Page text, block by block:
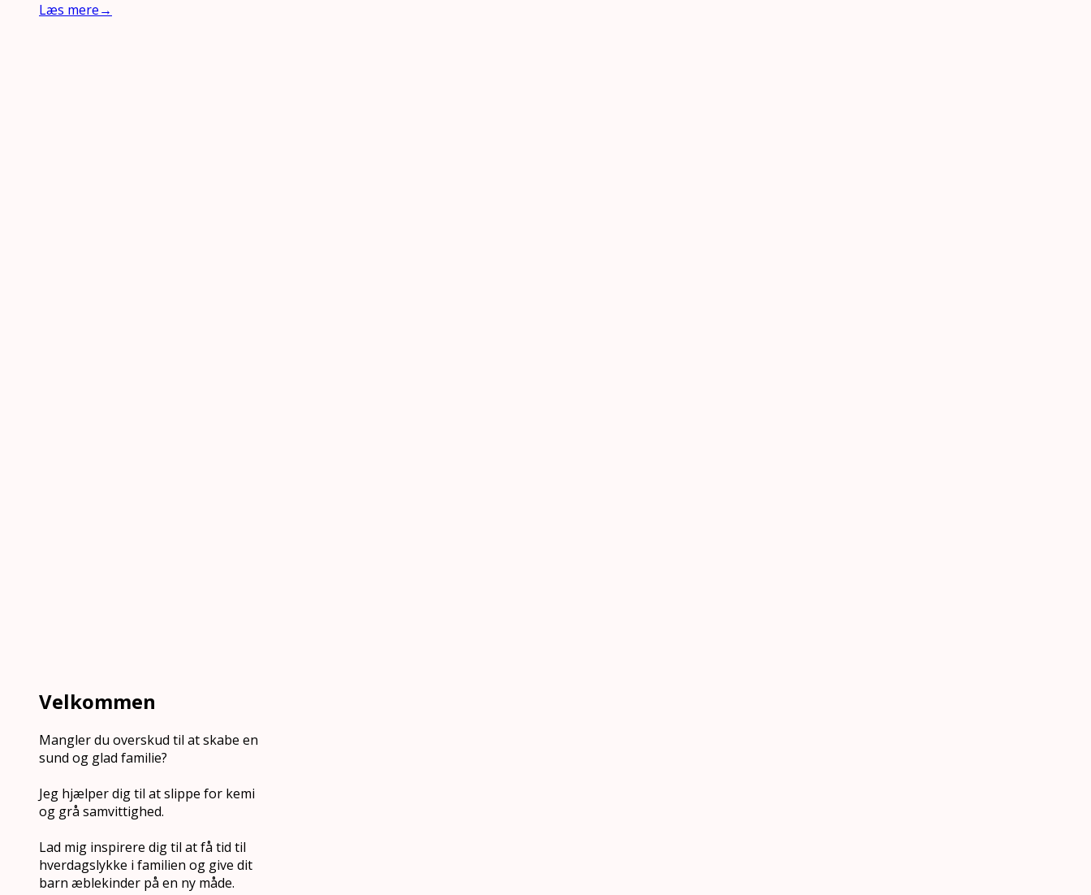
Læs mere→
Velkommen
Mangler du overskud til at skabe en
sund og glad familie?
Jeg hjælper dig til at slippe for kemi
og grå samvittighed.
Lad mig inspirere dig til at få tid til
hverdagslykke i familien og give dit
barn æblekinder på en ny måde.